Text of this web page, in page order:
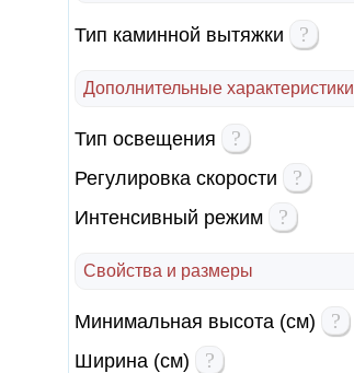
Тип каминной вытяжки ?
Дополнительные характеристики
Тип освещения ?
Регулировка скорости
?
Интенсивный режим
?
Свойства и размеры
Минимальная высота (см) ?
Ширина (см)
?